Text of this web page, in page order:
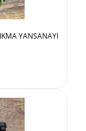
YANSANAYİ